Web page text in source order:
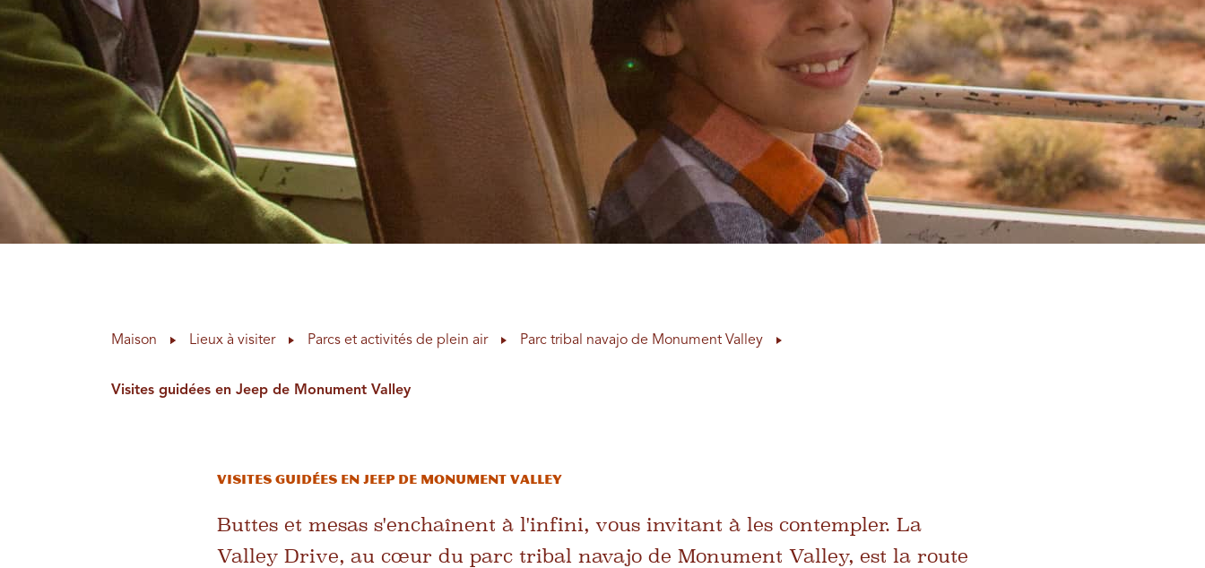
Maison Lieux à visiter Parcs et activités de plein air Parc tribal navajo de Monument Valley
Visites guidées en Jeep de Monument Valley
Visites guidées en Jeep de Monument Valley
Buttes et mesas s'enchaînent à l'infini, vous invitant à les contempler. La
Valley Drive, au cœur du parc tribal navajo de Monument Valley, est la route